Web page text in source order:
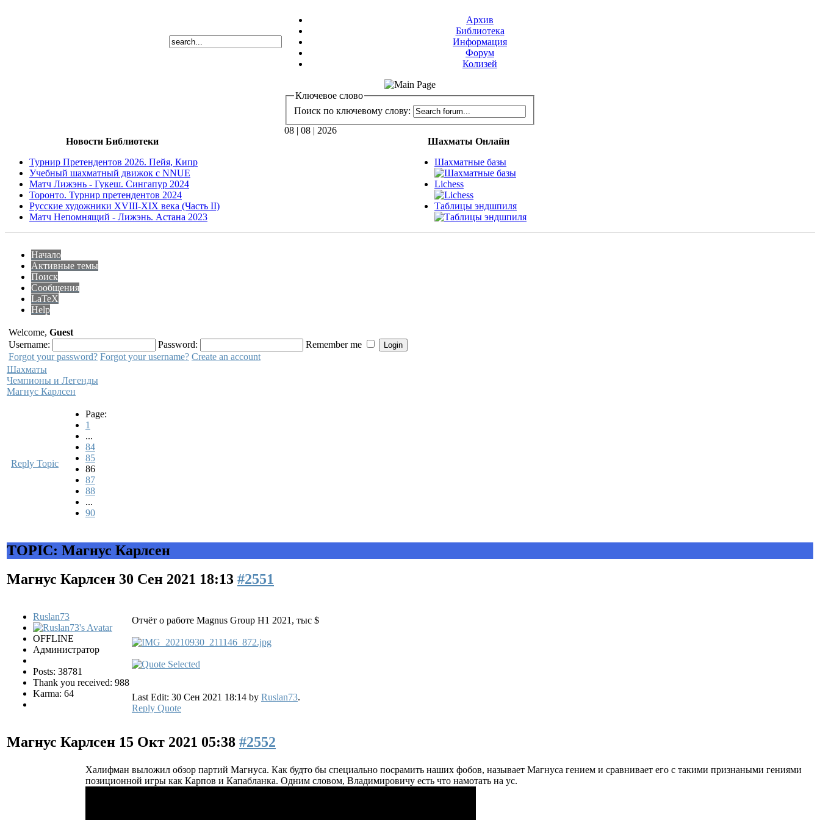
Архив
Библиотека
Информация
Форум
Колизей
Ключевое слово
Поиск по ключевому слову:
08 | 08 | 2026
Новости Библиотеки
Турнир Претендентов 2026. Пейя, Кипр
Учебный шахматный движок с NNUE
Матч Лижэнь - Гукеш. Сингапур 2024
Торонто. Турнир претендентов 2024
Русские художники XVIII-XIX века (Часть II)
Матч Непомнящий - Лижэнь. Астана 2023
Шахматы Онлайн
Шахматные базы
Lichess
Таблицы эндшпиля
Начало
Активные темы
Поиск
Сообщения
LaTeX
Help
Welcome, Guest
Username:
Password:
Remember me
Forgot your password? Forgot your username? Create an account
Шахматы
Чемпионы и Легенды
Магнус Карлсен
Reply Topic
Page:
1
...
84
85
86
87
88
...
90
TOPIC: Магнус Карлсен
Магнус Карлсен 30 Сен 2021 18:13 #2551
Ruslan73
OFFLINE
Администратор
Posts: 38781
Thank you received: 988
Karma: 64
Отчёт о работе Magnus Group H1 2021, тыс $
Last Edit: 30 Сен 2021 18:14 by Ruslan73.
Reply Quote
Магнус Карлсен 15 Окт 2021 05:38 #2552
Халифман выложил обзор партий Магнуса. Как будто бы специально посрамить наших фобов, называет Магнуса гением и сравнивает его с такими признаными гениями
позиционной игры как Карпов и Капабланка. Одним словом, Владимировичу есть что намотать на ус.